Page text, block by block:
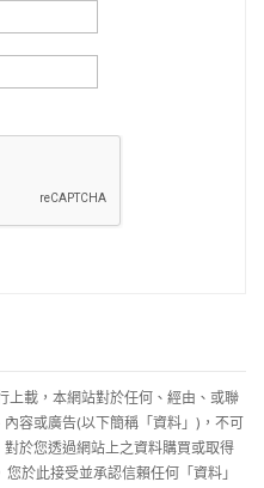
上載，本網站對於任何、經由、或聯
容或廣告(以下簡稱「資料」)，不可
於您透過網站上之資料購買或取得
於此接受並承認信賴任何「資料」